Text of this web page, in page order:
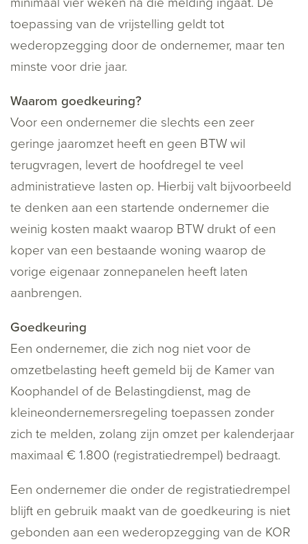
minimaal vier weken ná die melding ingaat. De
toepassing van de vrijstelling geldt tot
wederopzegging door de ondernemer, maar ten
minste voor drie jaar.
Waarom goedkeuring?
Voor een ondernemer die slechts een zeer
geringe jaaromzet heeft en geen BTW wil
terugvragen, levert de hoofdregel te veel
administratieve lasten op. Hierbij valt bijvoorbeeld
te denken aan een startende ondernemer die
weinig kosten maakt waarop BTW drukt of een
koper van een bestaande woning waarop de
vorige eigenaar zonnepanelen heeft laten
aanbrengen.
Goedkeuring
Een ondernemer, die zich nog niet voor de
omzetbelasting heeft gemeld bij de Kamer van
Koophandel of de Belastingdienst, mag de
kleineondernemersregeling toepassen zonder
zich te melden, zolang zijn omzet per kalenderjaar
maximaal € 1.800 (registratiedrempel) bedraagt.
Een ondernemer die onder de registratiedrempel
blijft en gebruik maakt van de goedkeuring is niet
gebonden aan een wederopzegging van de KOR